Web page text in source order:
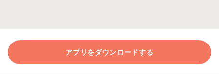
アプリをダウンロードする